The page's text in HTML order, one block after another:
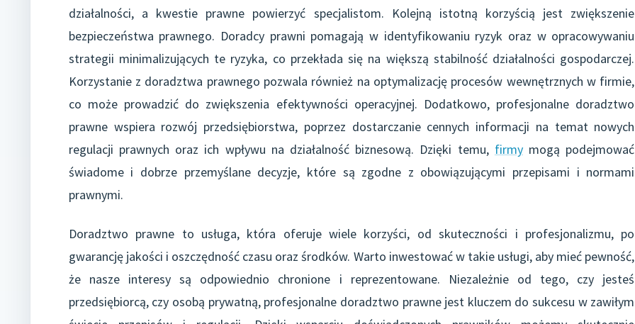
działalności, a kwestie prawne powierzyć specjalistom. Kolejną istotną korzyścią jest zwiększenie
bezpieczeństwa prawnego. Doradcy prawni pomagają w identyfikowaniu ryzyk oraz w opracowywaniu
strategii minimalizujących te ryzyka, co przekłada się na większą stabilność działalności gospodarczej.
Korzystanie z doradztwa prawnego pozwala również na optymalizację procesów wewnętrznych w firmie,
co może prowadzić do zwiększenia efektywności operacyjnej. Dodatkowo, profesjonalne doradztwo
prawne wspiera rozwój przedsiębiorstwa, poprzez dostarczanie cennych informacji na temat nowych
regulacji prawnych oraz ich wpływu na działalność biznesową. Dzięki temu, firmymogą podejmować
świadome i dobrze przemyślane decyzje, które są zgodne z obowiązującymi przepisami i normami
prawnymi.
Doradztwo prawne to usługa, która oferuje wiele korzyści, od skuteczności i profesjonalizmu, po
gwarancję jakości i oszczędność czasu oraz środków. Warto inwestować w takie usługi, aby mieć pewność,
że nasze interesy są odpowiednio chronione i reprezentowane. Niezależnie od tego, czy jesteś
przedsiębiorcą, czy osobą prywatną, profesjonalne doradztwo prawne jest kluczem do sukcesu w zawiłym